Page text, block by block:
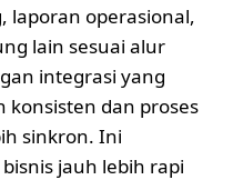
laporan operasional,
lain sesuai alur
integrasi yang
konsisten dan proses
sinkron. Ini
jauh lebih rapi